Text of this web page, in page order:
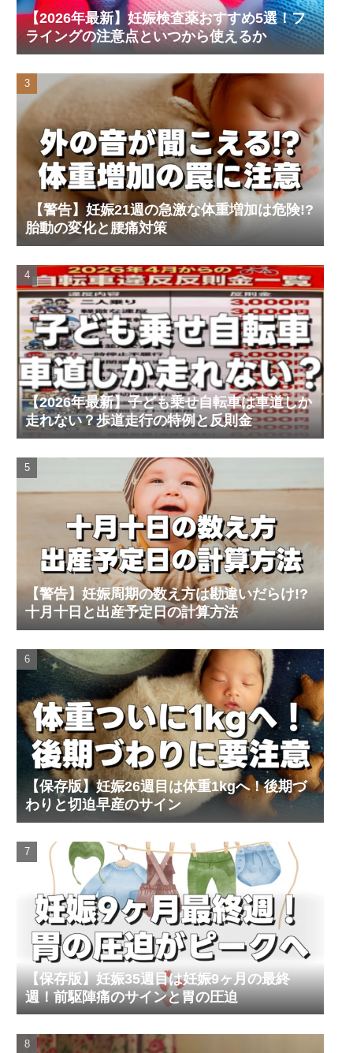
【2026年最新】妊娠検査薬おすすめ5選！フ
ライングの注意点といつから使えるか
【警告】妊娠21週の急激な体重増加は危険!?
胎動の変化と腰痛対策
【2026年最新】子ども乗せ自転車は車道しか
走れない？歩道走行の特例と反則金
【警告】妊娠周期の数え方は勘違いだらけ!?
十月十日と出産予定日の計算方法
【保存版】妊娠26週目は体重1kgへ！後期づ
わりと切迫早産のサイン
【保存版】妊娠35週目は妊娠9ヶ月の最終
週！前駆陣痛のサインと胃の圧迫